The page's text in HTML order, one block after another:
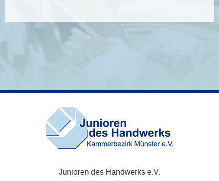
Junioren des Handwerks e.V.